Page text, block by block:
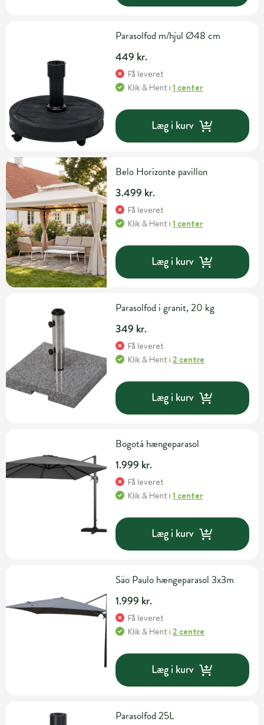
Parasolfod m/hjul Ø48 cm
449 kr.
Få leveret
Klik & Hent i1 center
Læg i kurv
Belo Horizonte pavillon
3.499 kr.
Få leveret
Klik & Hent i1 center
Læg i kurv
Parasolfod i granit, 20 kg
349 kr.
Få leveret
Klik & Hent i2 centre
Læg i kurv
Bogotá hængeparasol
1.999 kr.
Få leveret
Klik & Hent i1 center
Læg i kurv
Säo Paulo hængeparasol 3x3m
1.999 kr.
Få leveret
Klik & Hent i2 centre
Læg i kurv
Parasolfod 25L